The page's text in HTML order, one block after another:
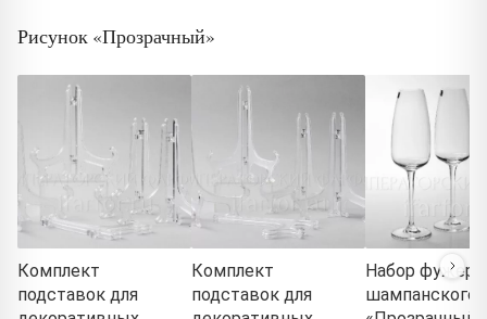
Рисунок «Прозрачный»
Комплект
подставок для
Комплект
подставок для
Набор
шампанского